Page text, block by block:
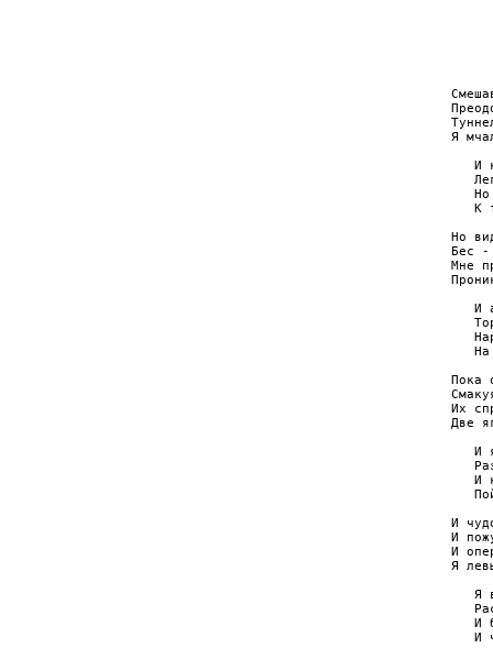
Я
И
Но
К
Но
Бес -
Мне
И
На
Пока
Их
Две
И
И
И
И
И
Я
Я
И
И